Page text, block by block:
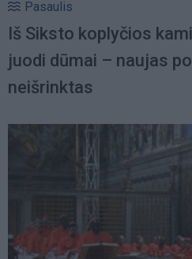
Pasaulis
Iš Siksto koplyčios
juodi dūmai – naujas
neišrinktas